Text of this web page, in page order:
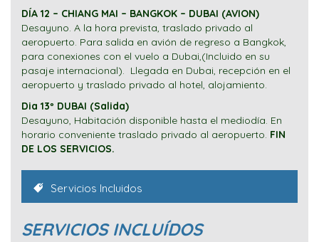
DÍA 12 – CHIANG MAI – BANGKOK – DUBAI (AVION)
Desayuno. A la hora prevista, traslado privado al
aeropuerto. Para salida en avión de regreso a Bangkok,
para conexiones con el vuelo a Dubai,(Incluido en su
pasaje internacional). Llegada en Dubai, recepción en el
aeropuerto y traslado privado al hotel, alojamiento.
Dia 13º DUBAI (Salida)
Desayuno, Habitación disponible hasta el mediodía. En
horario conveniente traslado privado al aeropuerto. FIN
DE LOS SERVICIOS.
Servicios Incluidos
SERVICIOS INCLUÍDOS